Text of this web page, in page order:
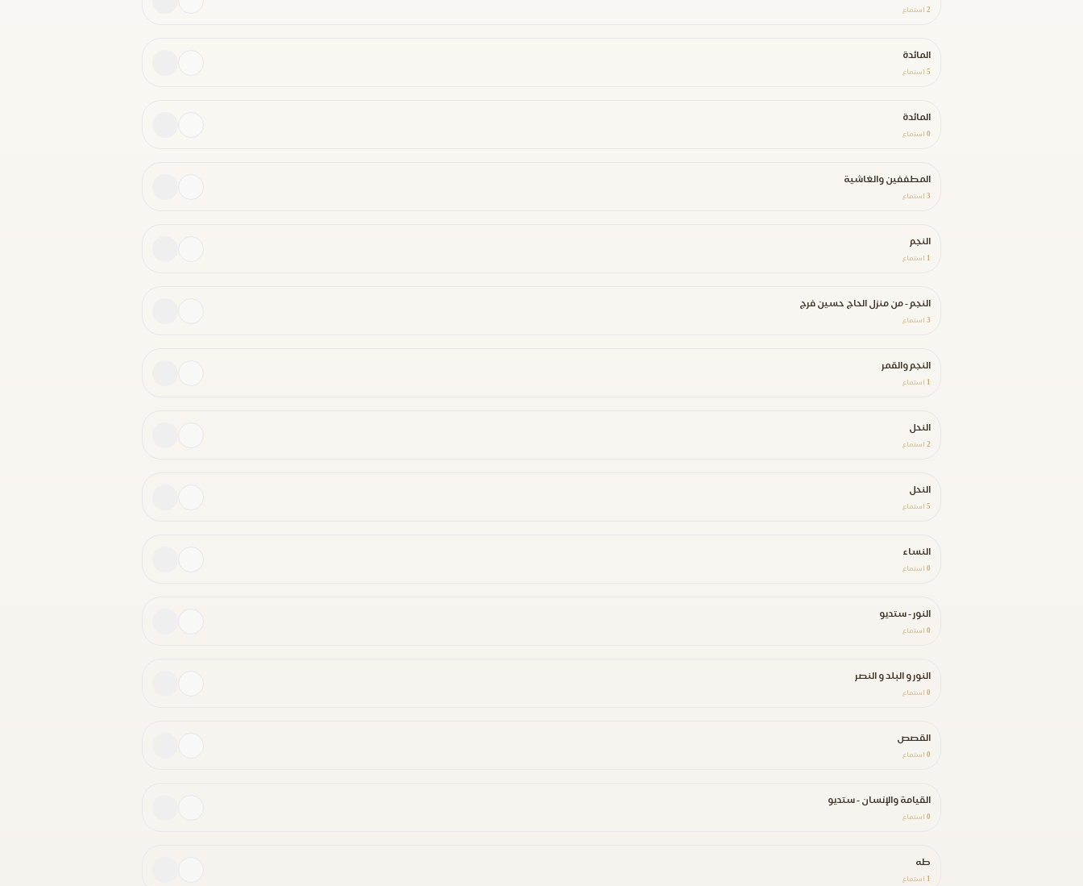
2 استماع
المائدة
5 استماع
المائدة
0 استماع
المطففين والغاشية
3 استماع
النجم
1 استماع
النجم - من منزل الحاج حسين فرج
3 استماع
النجم والقمر
1 استماع
النحل
2 استماع
النحل
5 استماع
النساء
0 استماع
النور - ستديو
0 استماع
النور و البلد و النصر
0 استماع
القصص
0 استماع
القيامة والإنسان - ستديو
0 استماع
طه
1 استماع